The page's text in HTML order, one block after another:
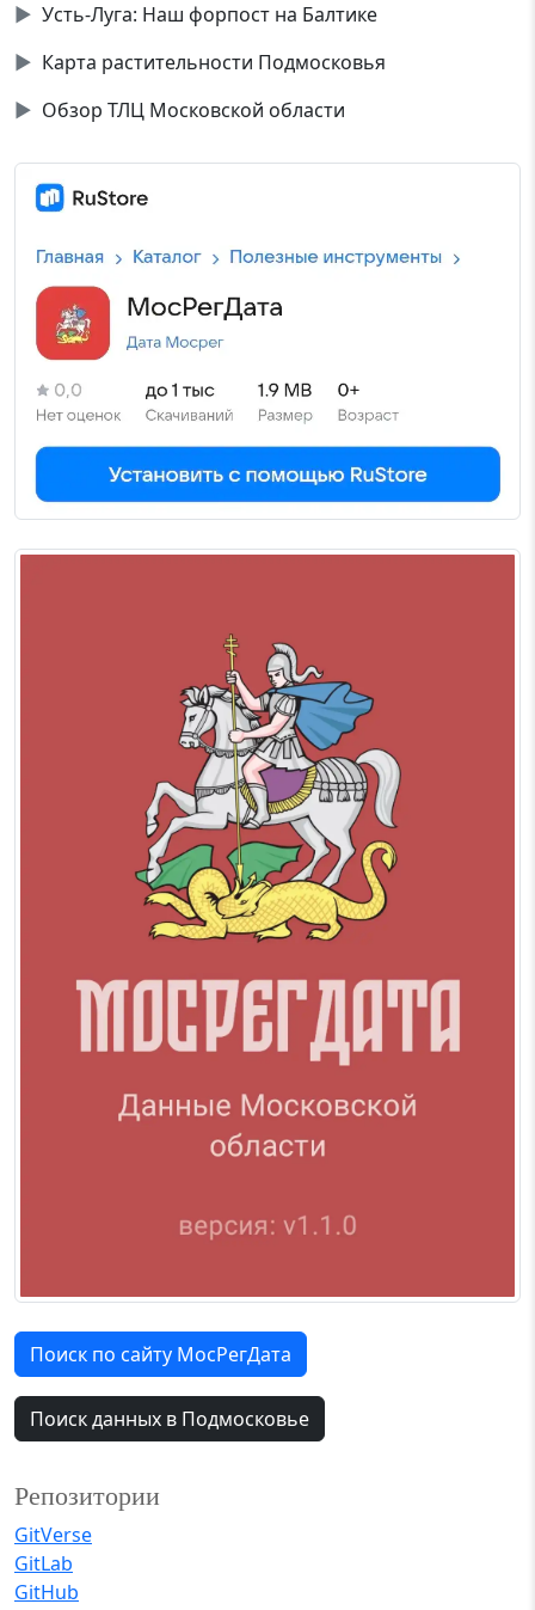
▶ Усть-Луга: Наш форпост на Балтике
▶ Карта растительности Подмосковья
▶ Обзор ТЛЦ Московской области
Поиск по сайту МосРегДата
Поиск данных в Подмосковье
Репозитории
GitVerse
GitLab
GitHub